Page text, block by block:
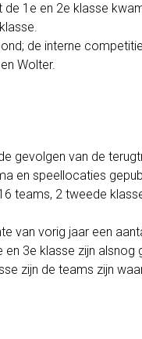
1e en 2e klasse
de interne
Wolter.
gevolgen van de
en speellocaties
teams, 2 tweede
van vorig jaar een
3e klasse zijn
zijn de teams zijn